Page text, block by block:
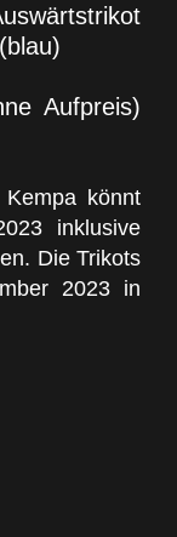
Aufpreis)
könnt
inklusive
Die Trikots
2023 in